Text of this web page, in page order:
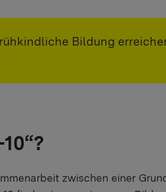
Bildung
zwischen einer